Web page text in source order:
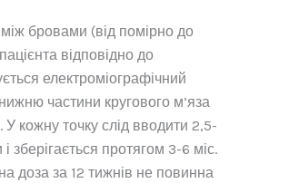
бровами (від помірно до
відповідно до
електроміографічний
частини кругового м’яза
У кожну точку слід вводити 2,5-
протягом 3-6 міс.
доза за 12 тижнів не повинна